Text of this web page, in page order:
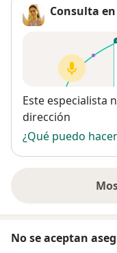
Consulta
Disponibilidad
Este especialista
dirección
¿Qué puedo
No se aceptan